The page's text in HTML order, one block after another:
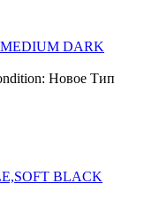
MEDIUM DARK
Новое Тип